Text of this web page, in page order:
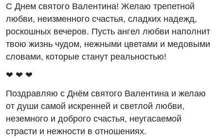
С Днем святого Валентина! Желаю трепетной
любви, неизменного счастья, сладких надежд,
роскошных вечеров. Пусть ангел любви наполнит
твою жизнь чудом, нежными цветами и медовыми
словами, которые станут реальностью!
❤ ❤ ❤
Поздравляю с Днём святого Валентина и желаю
от души самой искренней и светлой любви,
неземного и доброго счастья, неугасаемой
страсти и нежности в отношениях.